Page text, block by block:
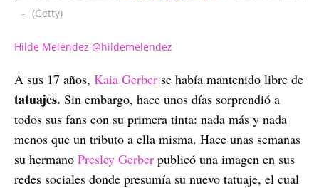
- (Getty)
Hilde Meléndez @hildemelendez
A sus 17 años, Kaia Gerber se había mantenido libre de
tatuajes. Sin embargo, hace unos días sorprendió a
todos sus fans con su primera tinta: nada más y nada
menos que un tributo a ella misma. Hace unas semanas
su hermano Presley Gerber publicó una imagen en sus
redes sociales donde presumía su nuevo tatuaje, el cual